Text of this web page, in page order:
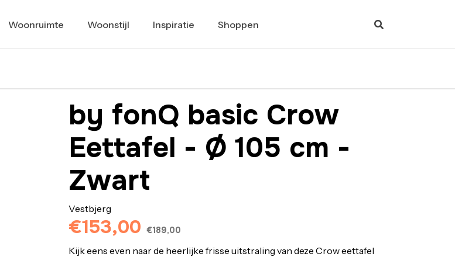
Woonruimte Woonstijl Inspiratie Shoppen
by fonQ basic Crow
Eettafel - Ø 105 cm -
Zwart
Vestbjerg
€153,00 €189,00
Kijk eens even naar de heerlijke frisse uitstraling van deze Crow eettafel